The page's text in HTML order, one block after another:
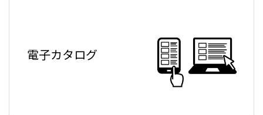
電子カタログ